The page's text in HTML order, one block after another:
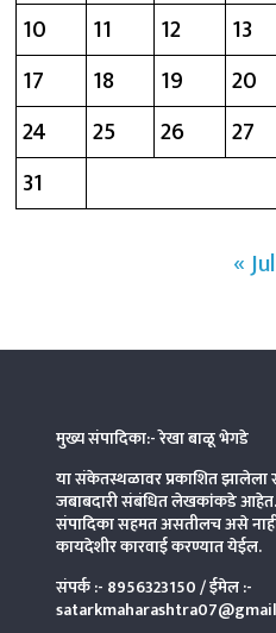
10
11 12 13
17
18 19 20
24
25 26 27
31
« Jul
मुख्य संपादिका:- रेखा बाळू भेगडे
या संकेतस्थळावर प्रकाशित
जबाबदारी संबंधित लेखकांकडे आहेत.
संपादिकासहमत असतीलच असे
कायदेशीर कारवाई करण्यात येईल.
संपर्क :- 8956323150/ ईमेल :-